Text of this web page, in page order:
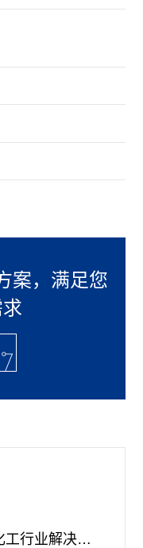
案，满足您
化工行业解决方案